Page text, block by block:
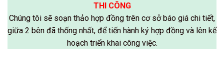
THI CÔNG
Chúng tôi sẽ soạn thảo hợp đồng trên cơ sở báo giá chi tiết,
giữa 2 bên đã thống nhất, để tiến hành ký hợp đồng và lên kế
hoạch triển khai công việc.